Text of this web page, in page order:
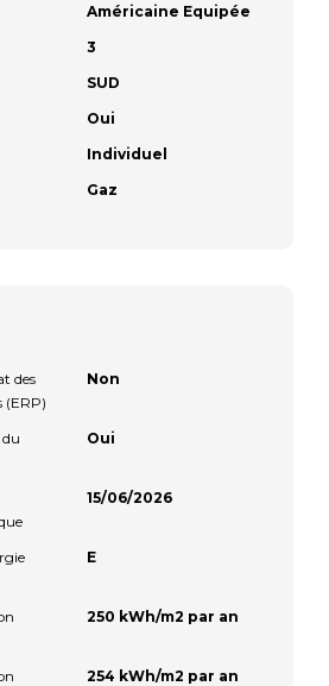
Américaine Equipée
3
SUD
Oui
Individuel
Gaz
des
(ERP)
Non
Oui
15/06/2026
E
250 kWh/m2 par an
254 kWh/m2 par an